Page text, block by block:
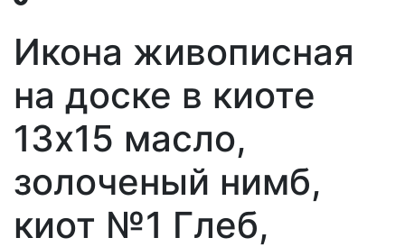
Икона живописная
на доске в киоте
13х15 масло,
золоченый нимб,
киот №1 Глеб,